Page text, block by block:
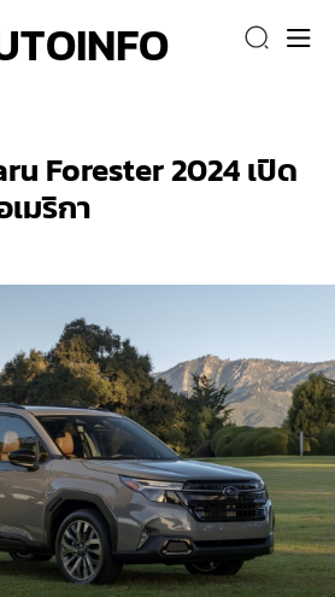
Forester 2024 เปิด
มริกา